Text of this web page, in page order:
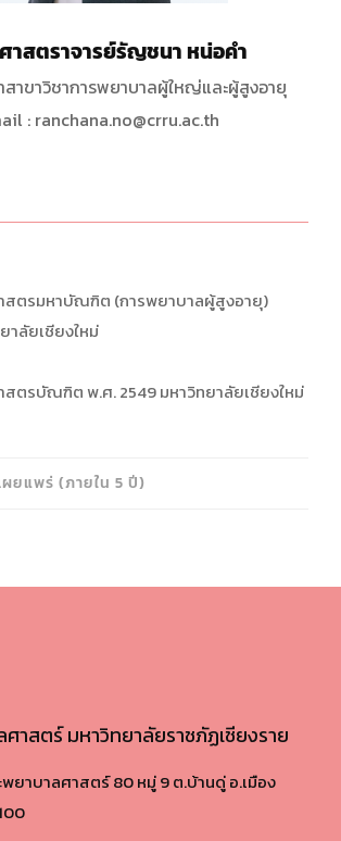
าสตราจารย์รัญชนา หน่อคำ
สาขาวิชาการพยาบาลผู้ใหญ่และผู้สูงอายุ
: ranchana.no@crru.ac.th
สตรมหาบัณฑิต (การพยาบาลผู้สูงอายุ)
าลัยเชียงใหม่
ตรบัณฑิต พ.ศ. 2549 มหาวิทยาลัยเชียงใหม่
ผยแพร่ (ภายใน 5 ปี)
าสตร์ มหาวิทยาลัยราชภัฏเชียงราย
ยาบาลศาสตร์ 80 หมู่ 9 ต.บ้านดู่ อ.เมือง